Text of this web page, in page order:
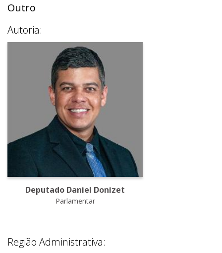
Outro
Autoria:
Deputado Daniel Donizet
Parlamentar
Região Administrativa: